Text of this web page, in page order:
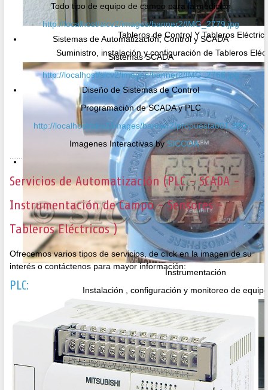
Tableros de Control Y Tableros
Suministro, instalación y configuración de Tableros
Instrumentación
Instalación , configuración y monitoreo de
Todo tipo de equipo de campo para la medición
http://localhost/sicv2/images/banner2/IMG_2779.jpg
Sistemas de Automatización, Control y SCADA
Sistemas SCADA
http://localhost/sicv2/images/banner2/IMG_2766.jpg
Diseño de Sistemas de Control
Programación de SCADA y PLC
http://localhost/sicv2/images/banner2/propuesta001.JPG
Imagenes Interactivas by SICCOA
Servicios de Automatización (PLC - SCADA -
Instrumentación de Campo - Sensores -
Tableros Eléctricos )
Ofrecemos varios tipos de servicios, de click en la imagen de su
interés o contáctenos para mayor información:
PLC: